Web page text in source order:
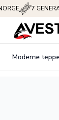
7
Moderne